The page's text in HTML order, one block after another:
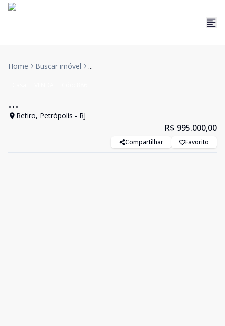
Home Buscar imóvel ...
...
Retiro, Petrópolis - RJ
R$ 995.000,00
Compartilhar Favorito